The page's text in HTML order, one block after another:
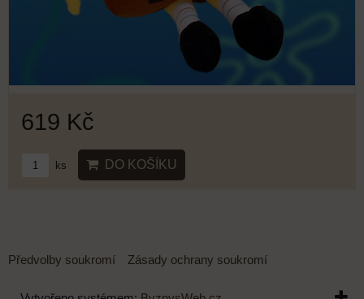
619 Kč
ks DO KOŠÍKU
Předvolby soukromí Zásady ochrany soukromí